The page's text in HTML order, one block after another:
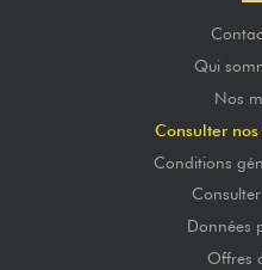
Qui
Nos
Consulter nos
Conditions
Données
Offres